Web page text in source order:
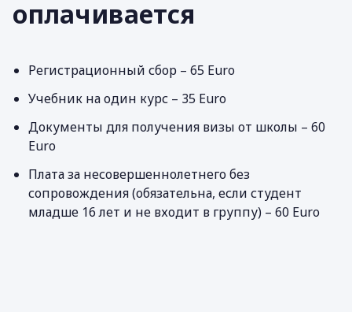
оплачивается
Регистрационный сбор – 65 Euro
Учебник на один курс – 35 Euro
Документы для получения визы от школы – 60
Euro
Плата за несовершеннолетнего без
сопровождения (обязательна, если студент
младше 16 лет и не входит в группу) – 60 Euro